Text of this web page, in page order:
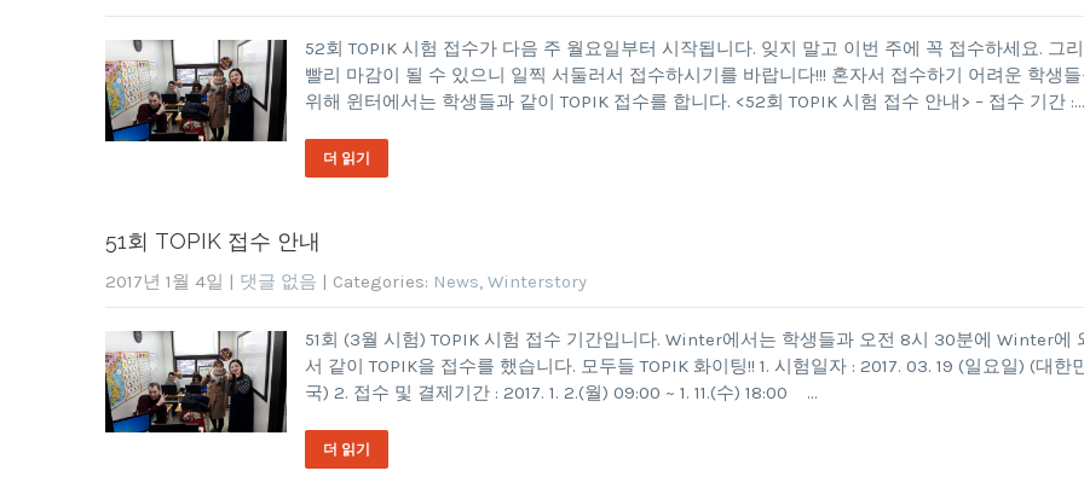
52회 TOPIK 시험 접수가 다음 주 월요일부터 시작됩니다. 잊지 말고 이번 주에 꼭 접수하세요. 그
빨리 마감이 될 수 있으니 일찍 서둘러서 접수하시기를 바랍니다!!! 혼자서 접수하기 어려운 학생
위해 윈터에서는 학생들과 같이 TOPIK 접수를 합니다. <52회 TOPIK 시험 접수 안내> – 접수 기간 :…
더 읽기
51회 TOPIK 접수 안내
2017년 1월 4일 | 댓글 없음 | Categories: News, Winterstory
51회 (3월 시험) TOPIK 시험 접수 기간입니다. Winter에서는 학생들과 오전 8시 30분에 Winter에
서 같이 TOPIK을 접수를 했습니다. 모두들 TOPIK 화이팅!! 1. 시험일자 : 2017. 03. 19 (일요일) (대한
국) 2. 접수 및 결제기간 : 2017. 1. 2.(월) 09:00 ~ 1. 11.(수) 18:00 …
더 읽기